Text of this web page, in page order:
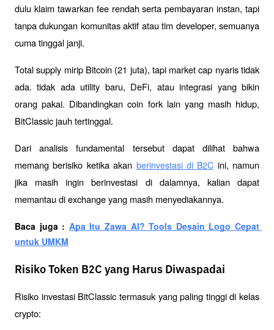
dulu klaim tawarkan fee rendah serta pembayaran instan, tapi
tanpa dukungan komunitas aktif atau tim developer, semuanya
cuma tinggal janji.
Total supply mirip Bitcoin (21 juta), tapi market cap nyaris tidak
ada. tidak ada utility baru, DeFi, atau integrasi yang bikin
orang pakai. Dibandingkan coin fork lain yang masih hidup,
BitClassic jauh tertinggal.
Dari analisis fundamental tersebut dapat dilihat bahwa
memang berisiko ketika akan berinvestasi di B2C ini, namun
jika masih ingin berinvestasi di dalamnya, kalian dapat
memantau di exchange yang masih menyediakannya.
Baca juga : Apa Itu Zawa AI? Tools Desain Logo Cepat
untuk UMKM
Risiko Token B2C yang Harus Diwaspadai
Risiko investasi BitClassic termasuk yang paling tinggi di kelas
crypto: